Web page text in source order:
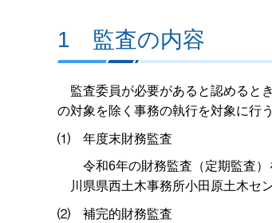
1 監査の内容
監査委員が必要があると認めると
の対象を除く事務の執行を対象に行
⑴ 年度末財務監査
令和6年の財務監査（定期監査）
川県県西土木事務所小田原土木セ
⑵ 補完的財務監査